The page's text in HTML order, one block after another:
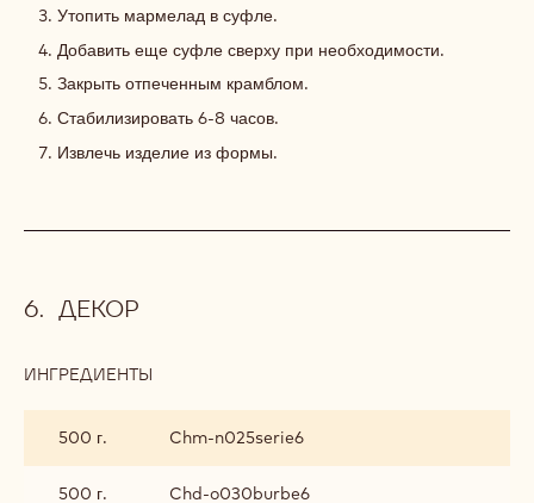
Утопить мармелад в суфле.
Добавить еще суфле сверху при необходимости.
Закрыть отпеченным крамблом.
Стабилизировать 6-8 часов.
Извлечь изделие из формы.
ДЕКОР
ИНГРЕДИЕНТЫ
500 г.
Chm-n025serie6
500 г. Chd-o030burbe6